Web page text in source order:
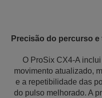
Precisão do percurso
O ProSix CX4-A
movimento atualizado,
e a repetibilidade das
do pulso melhorado. A